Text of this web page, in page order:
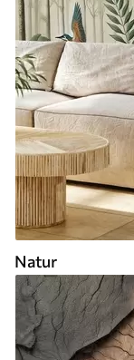
Natur